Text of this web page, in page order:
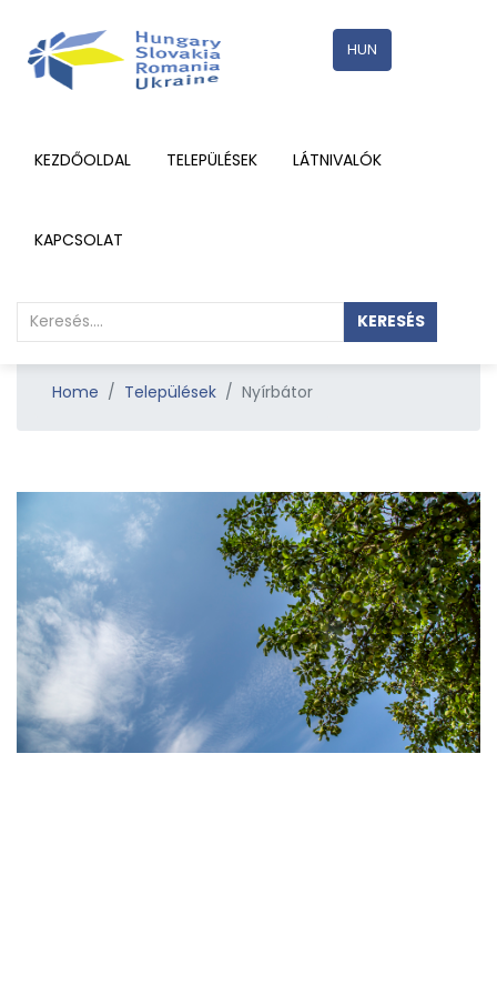
HUN
KEZDŐOLDAL TELEPÜLÉSEK LÁTNIVALÓK
KAPCSOLAT
KERESÉS
Home Települések Nyírbátor